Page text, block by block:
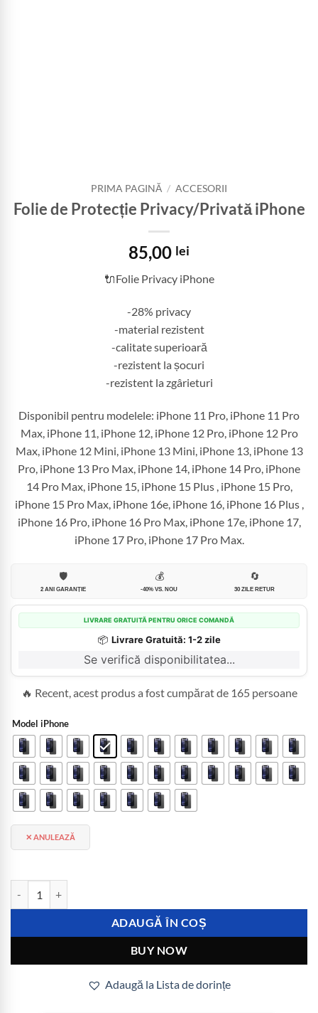
PRIMA PAGINĂ / ACCESORII
Folie de Protecție Privacy/Privată iPhone
85,00 lei
🔌Folie Privacy iPhone
-28% privacy
-material rezistent
-calitate superioară
-rezistent la șocuri
-rezistent la zgârieturi
Disponibil pentru modelele: iPhone 11 Pro, iPhone 11 Pro
Max, iPhone 11, iPhone 12, iPhone 12 Pro, iPhone 12 Pro
Max, iPhone 12 Mini, iPhone 13 Mini, iPhone 13, iPhone 13
Pro, iPhone 13 Pro Max, iPhone 14, iPhone 14 Pro, iPhone
14 Pro Max, iPhone 15, iPhone 15 Plus , iPhone 15 Pro,
iPhone 15 Pro Max, iPhone 16e, iPhone 16, iPhone 16 Plus ,
iPhone 16 Pro, iPhone 16 Pro Max, iPhone 17e, iPhone 17,
iPhone 17 Pro, iPhone 17 Pro Max.
🛡️
2 ANI GARANȚIE
💰
-40% VS. NOU
🔄
30 ZILE RETUR
LIVRARE GRATUITĂ PENTRU ORICE COMANDĂ
📦 Livrare Gratuită: 1-2 zile
Se verifică disponibilitatea...
🔥 Recent, acest produs a fost cumpărat de 165 persoane
Model iPhone
ANULEAZĂ
ADAUGĂ ÎN COȘ
BUY NOW
Adaugă la Lista de dorințe